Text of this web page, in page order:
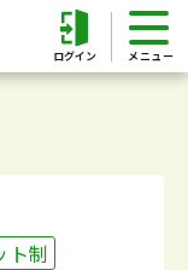
ログイン
ト制